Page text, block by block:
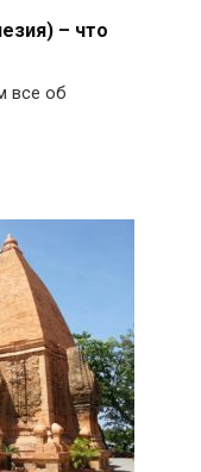
– что
все об